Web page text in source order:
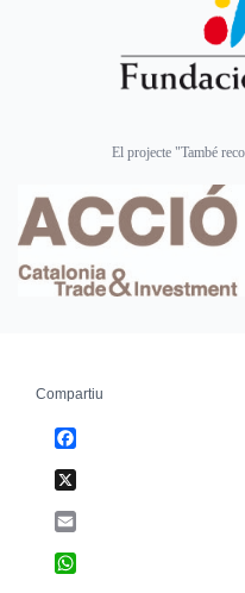
El projecte "També
Compartiu